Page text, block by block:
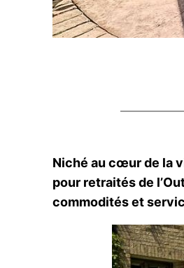
Niché au cœur de la
pour retraités de
commodités et